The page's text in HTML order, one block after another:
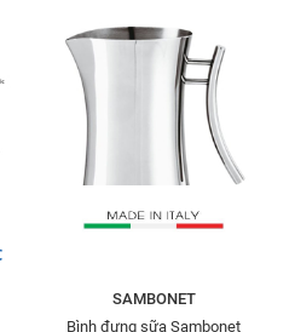
SAMBONET
Bình đựng sữa Sambonet